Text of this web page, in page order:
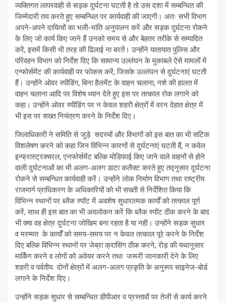
व्यक्तिगत लापरवाही से सड़क दुर्घटना घटती है तो उस दशा में सम्बन्धित की
जिम्मेदारी तय करते हुए सम्बन्धित पर कार्यवाही की जाएगी। अतः सभी विभाग
अपने-अपने दायित्वों का भली-भांति अनुपालन करें और सड़क दुर्घटना रोकने
के लिए जो कार्य किए जाने हैं उनको समय से और बेहतर तरीके से सम्पादित
करें, इसमें किसी भी तरह की ढिलाई ना बरतें। उन्होंने यातायात पुलिस और
परिवहन विभाग को निर्देश दिए कि सामान्य उल्लंघन के मुकाबले ऐसे मामलों में
एन्फोर्समेंट की कार्यवाही पर फोकस करें, जिसके उल्लंघन से दुर्घटनाएं घटती
हैं। उन्होंने ओवर स्पीडिंग, बिना हैलमेंट के वाहन चलाना, नशे की हालत में
वाहन चलाना आदि पर विशेष ध्यान देते हुए इस पर तत्काल रोक लगाने को
कहा। उन्होंने ओवर स्पीडिंग पर न केवल शहरी क्षेत्रों में वरन देहात क्षेत्र में
भी इस पर सख्त नियंत्रण करने के निर्देश दिए।
जिलाधिकारी ने समिति से जुड़े सदस्यों और विभागों को इस बात का भी सटिक
विशलेषण करने को कहा जिन विभिन्न कारणों से दुर्घटनाएं घटती हैं, न कवेल
इन्फ्रास्ट्रक्चरल, एनफोर्समेंट बल्कि मोडिफाई किए जाने वाले वाहनों से होने
वाली दुर्घटनाओं का भी अलग-अलग डाटा कलैक्ट करते हुए तद्नुसार दुर्घटना
रोकने से सम्बन्धित कार्यवाही करें। उन्होंने लोक निर्माण विभाग तथा राष्ट्रीय
राजमार्ग प्राधिकरण के अधिकारियों को भी सख्ती से निर्देशित किया कि
विभिन्न स्थानों पर ब्लैक स्पॉट में अवशेष सुधारात्मक कार्यों को तत्काल पूर्ण
करें, साथ ही इस बात का भी अवलोकन करें कि ब्लैक स्पॉट ठीक करने के बाद
भी क्या वह क्षेत्र दुर्घटना जोखिम बना रहता है या नही। उन्होंने सड़क सुधार
व मरम्मत के कार्यों को समय-समय पर न केवल तत्काल पूरे करने के निर्देश
दिए बल्कि विभिन्न स्थानों पर जेब्रा क्रासिंग ठीक करने, रोड़ की यथानुसार
मार्किंग करने व लोगों को अवेयर करने तथा जरूरी जानकारी देने के लिए
शहरी व पर्वतीय दोनों क्षेत्रों में अलग-अलग प्रकृति के अनुरूप साइनेज-बोर्ड
लगाने के निर्देश दिए।
उन्होंने सड़क सुधार से सम्बन्धित डीपीआर व प्रस्तावों पर तेजी से कार्य करने